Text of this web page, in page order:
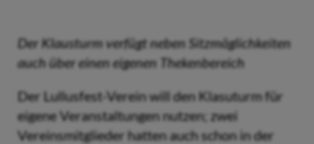
Der Klausturm verfügt neben Sitzmöglichkeiten
auch über einen eigenen Thekenbereich
Der Lullusfest-Verein will den Klasuturm für
eigene Veranstaltungen nutzen; zwei
Vereinsmitglieder hatten auch schon in der